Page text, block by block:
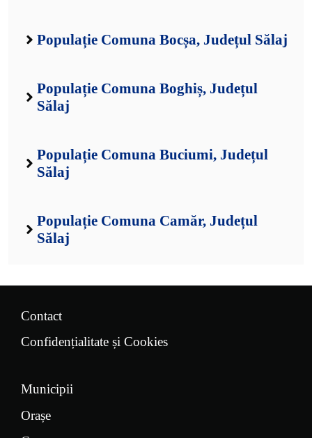
Populație Comuna Bocșa, Județul Sălaj
Populație Comuna Boghiș, Județul
Sălaj
Populație Comuna Buciumi, Județul
Sălaj
Populație Comuna Camăr, Județul
Sălaj
Contact
Confidențialitate și Cookies
Municipii
Orașe